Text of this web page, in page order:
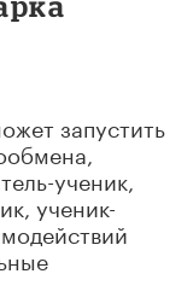
запустить
ученик,
ученик-